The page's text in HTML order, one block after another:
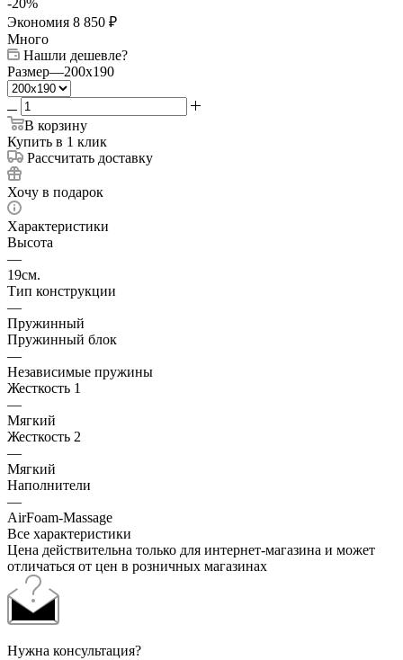
Экономия 8 850 ₽
Много
Нашли дешевле?
Размер—200x190
В корзину
Купить в 1 клик
Рассчитать доставку
Хочу в подарок
Характеристики
Высота
—
19см.
Тип конструкции
—
Пружинный
Пружинный блок
—
Независимые пружины
Жесткость 1
—
Мягкий
Жесткость 2
—
Мягкий
Наполнители
—
AirFoam-Massage
Все характеристики
Цена действительна только для интернет-магазина и может
отличаться от цен в розничных магазинах
Нужна консультация?